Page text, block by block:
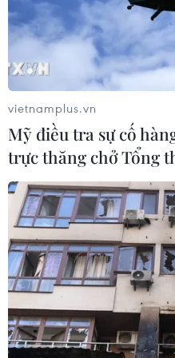
Đức điều tra vụ UAV gắn
xuất hiện tại sân bay
05/08/2026 23:43
Bất ổn địa chính trị kìm
trưởng Eurozone
05/08/2026 22:59
Tổng thống Nga
trí các chỉ huy tại mặt
05/08/2026 15:26
Đâm dao ở trung tâm
vietnamplus.vn
Mỹ điều tra sự cố
trực thăng chở Tổng